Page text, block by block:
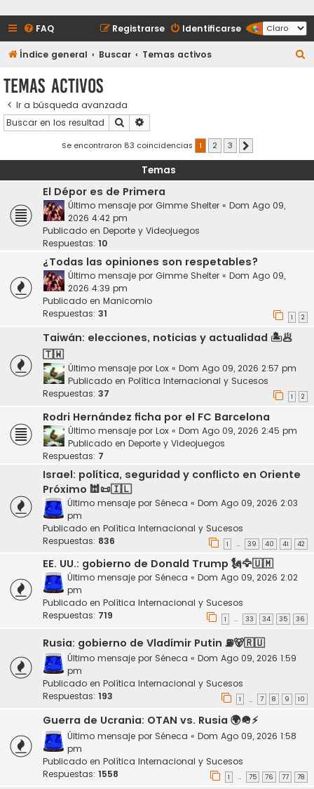
FAQ Identificarse
Registrarse
Índice general Buscar Temas activos
Temas activos
Ir a búsqueda avanzada
Buscar
Se encontraron 83 coincidencias 1 2 3
Temas
El Dépor es de Primera
Último mensaje por Gimme Shelter « Dom Ago 09,
2026 4:42 pm
Publicado en Deporte y Videojuegos
Respuestas: 10
¿Todas las opiniones son respetables?
Último mensaje por Gimme Shelter « Dom Ago 09,
2026 4:39 pm
Publicado en Manicomio
Respuestas: 31 1 2
Taiwán: elecciones, noticias y actualidad 🏝️🥟
🇹🇼
Último mensaje por Lox « Dom Ago 09, 2026 2:57 pm
Publicado en Política Internacional y Sucesos
Respuestas: 37 1 2
Rodri Hernández ficha por el FC Barcelona
Último mensaje por Lox « Dom Ago 09, 2026 2:45 pm
Publicado en Deporte y Videojuegos
Respuestas: 7
Israel: política, seguridad y conflicto en Oriente
Próximo 🕍📜🇮🇱
Último mensaje por Séneca « Dom Ago 09, 2026 2:03
pm
Publicado en Política Internacional y Sucesos
Respuestas: 836 1 … 39 40 41 42
EE. UU.: gobierno de Donald Trump 🗽🦅🇺🇲
Último mensaje por Séneca « Dom Ago 09, 2026 2:02
pm
Publicado en Política Internacional y Sucesos
Respuestas: 719 1 … 33 34 35 36
Rusia: gobierno de Vladímir Putin ⛽️🐻🇷🇺
Último mensaje por Séneca « Dom Ago 09, 2026 1:59
pm
Publicado en Política Internacional y Sucesos
Respuestas: 193 1 … 7 8 9 10
Guerra de Ucrania: OTAN vs. Rusia 🌍🪖⚡
Último mensaje por Séneca « Dom Ago 09, 2026 1:58
pm
Publicado en Política Internacional y Sucesos
Respuestas: 1558 1 … 75 76 77 78